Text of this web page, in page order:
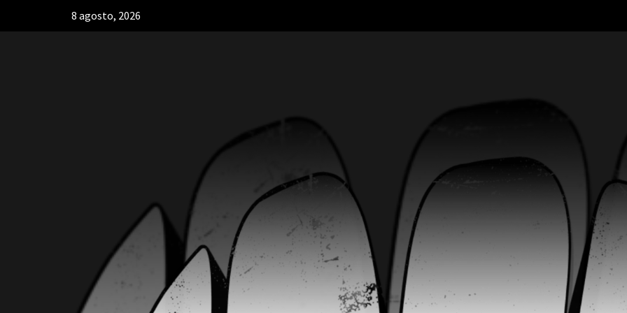
8 agosto, 2026